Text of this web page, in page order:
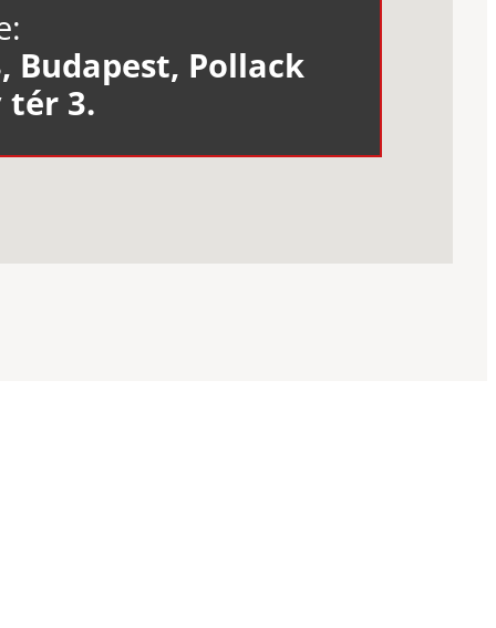
Budapest, Pollack
tér 3.